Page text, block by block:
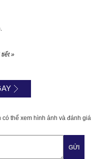
tiết »
thể xem hình ảnh và đánh giá
GỬI